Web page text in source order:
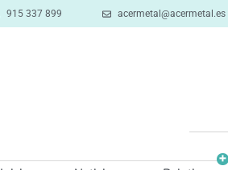
915 337 899 acermetal@acermetal.es